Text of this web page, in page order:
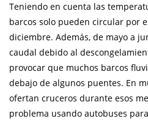
Teniendo en cuenta las
barcos solo pueden circular por
diciembre. Además, de mayo a
caudal debido al
provocar que muchos barcos
debajo de algunos puentes. En
ofertan cruceros durante esos
problema usando autobuses